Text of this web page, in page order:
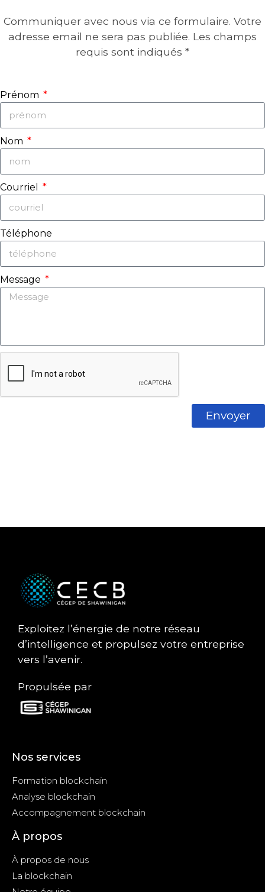
Communiquer avec nous via ce formulaire. Votre
adresse email ne sera pas publiée. Les champs
requis sont indiqués *
Prénom
Nom
Courriel
Téléphone
Message
Envoyer
Exploitez l’énergie de notre réseau
d’intelligence et propulsez votre entreprise
vers l’avenir.
Propulsée par
Nos services
Formation blockchain
Analyse blockchain
Accompagnement blockchain
À propos
À propos de nous
La blockchain